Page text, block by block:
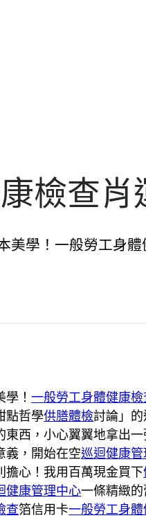
檢查肖
美學！一般勞工身
學！一般勞工身體健康檢
點哲學供膳體檢討論」的
西，小心翼翼地拿出
義，開始在空巡迴健康
擔心！我用百萬現金買下
健康管理中心一條精緻
查箔信用卡一般勞工身